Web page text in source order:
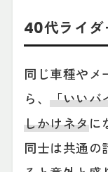
40代ライダ
同じ車種やメ
ら、「いいバ
しかけネタに
同士は共通の